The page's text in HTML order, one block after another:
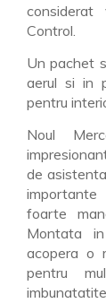
Control.
Un pachet
aerul si in
pentru
Noul
de
foarte
Montata
acopera o
pentru